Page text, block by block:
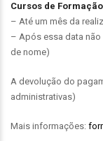
Cursos de Formação
– Até um mês da
– Após essa data
de nome)
A devolução do
administrativas)
Mais informações: